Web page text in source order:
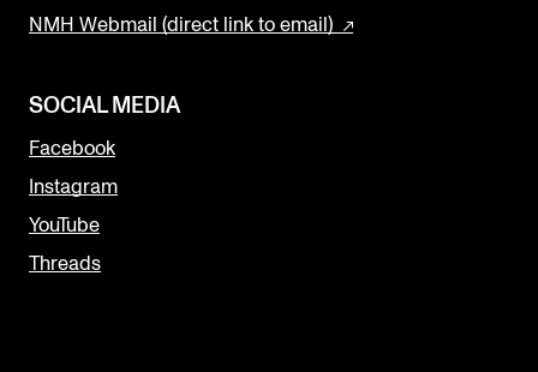
NMH Webmail (direct link to email)
SOCIAL MEDIA
Facebook
Instagram
YouTube
Threads